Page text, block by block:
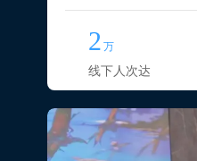
2 万
线下人次达